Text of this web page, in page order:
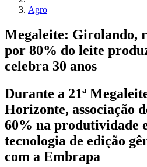
Agro
Megaleite: Girolando,
por 80% do leite
celebra 30 anos
Durante a 21ª
Horizonte, associação
60% na produtividade
tecnologia de edição
com a Embrapa